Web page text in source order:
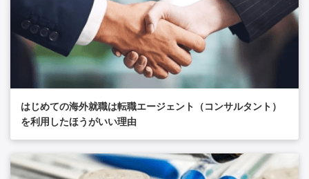
はじめての海外就職は転職エージェント（コンサルタント）
を利用したほうがいい理由